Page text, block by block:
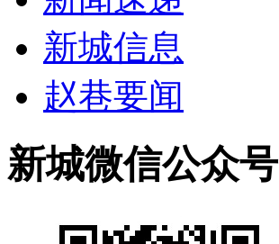
新城信息
赵巷要闻
新城微信公众号